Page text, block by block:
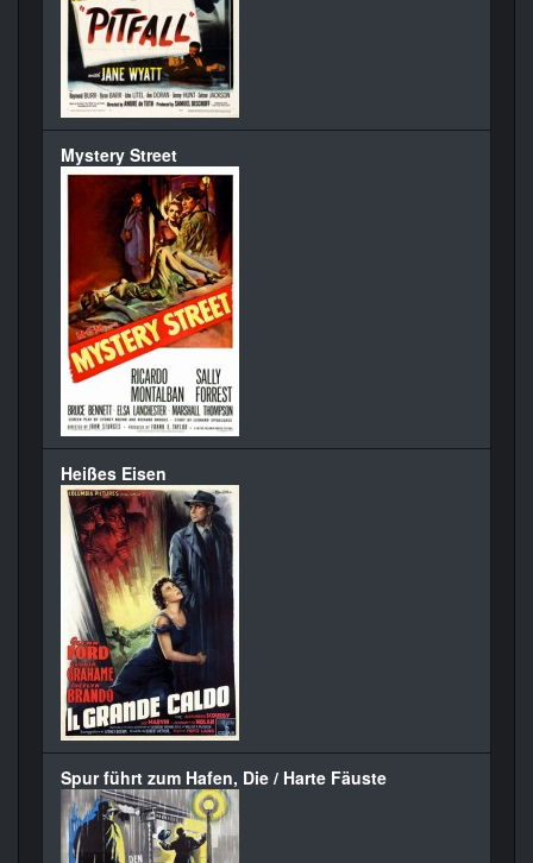
Mystery Street
Heißes Eisen
Spur führt zum Hafen, Die / Harte Fäuste